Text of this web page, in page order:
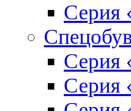
Серия
Серия
Серия